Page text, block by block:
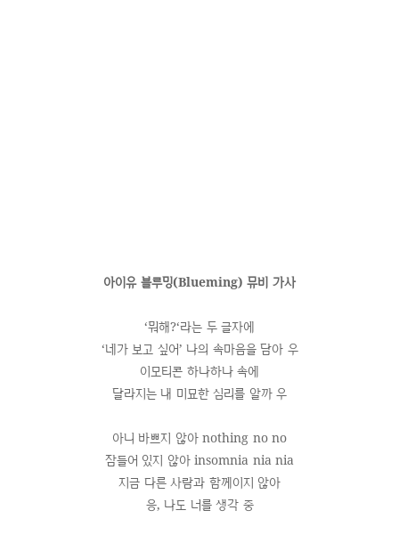
아이유 블루밍(Blueming) 뮤비 가사
‘뭐해?‘라는 두 글자에
‘네가 보고 싶어’ 나의 속마음을 담아 우
이모티콘 하나하나 속에
달라지는 내 미묘한 심리를 알까 우
아니 바쁘지 않아 nothing no no
잠들어 있지 않아 insomnia nia nia
지금 다른 사람과 함께이지 않아
응, 나도 너를 생각 중